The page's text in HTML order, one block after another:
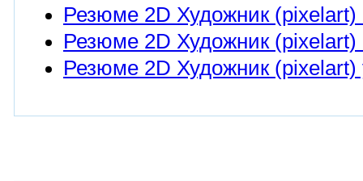
Резюме 2D Художник (pixelart)
Резюме 2D Художник (pixelart)
Резюме 2D Художник (pixelart)